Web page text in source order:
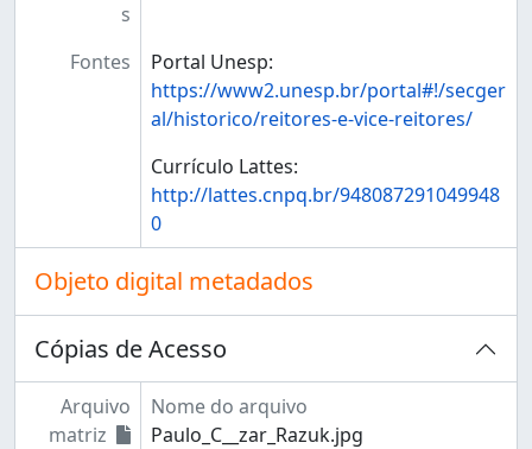
s
Fontes
Portal Unesp:
https://www2.unesp.br/portal#!/secger
al/historico/reitores-e-vice-reitores/
Currículo Lattes:
http://lattes.cnpq.br/948087291049948
0
Objeto digital metadados
Cópias de Acesso
Arquivo
matriz
Nome do arquivo
Paulo_C__zar_Razuk.jpg